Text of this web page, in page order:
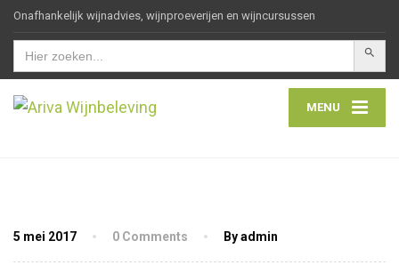
Onafhankelijk wijnadvies, wijnproeverijen en wijncursussen
Zoek
naar:
MENU
5 mei 2017 0 Comments By admin